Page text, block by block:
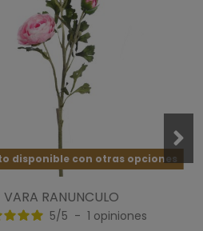
disponible con otras opciones
VARA RANUNCULO
5/5 - 1 opiniones